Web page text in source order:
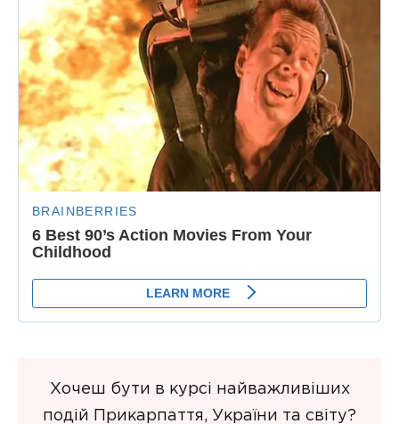
Хочеш бути в курсі найважливіших
подій Прикарпаття, України та світу?